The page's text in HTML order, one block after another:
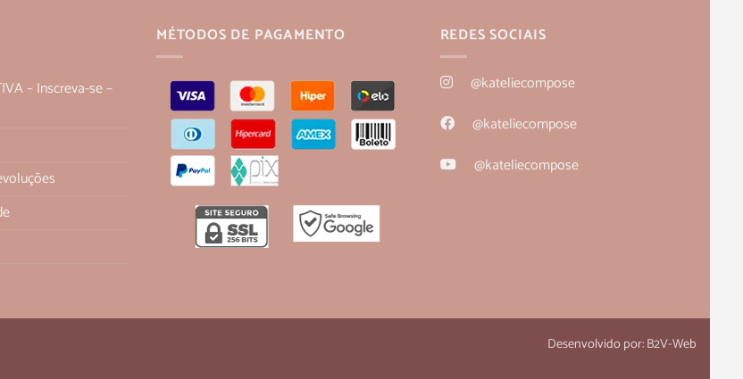
– Inscreva-se –
MÉTODOS DE PAGAMENTO REDES SOCIAIS
@kateliecompose
@kateliecompose
@kateliecompose
Desenvolvido por:B2V-Web